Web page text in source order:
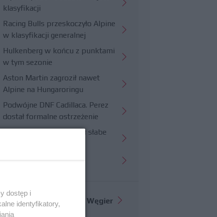
klasyfikacji
Racing Bulls przeskoczyło Alpine
w klasyfikacji generalnej
Hulkenberg w końcu z punktami
w tym sezonie
Aston Martin zagroził nawet
Alpine na Hungaroringu
Podwójne DNF Cadillaca. Perez
dostał formalne ostrzeżenie
Hungaroring potwierdził słabe
Więcej informacji o GP Węgier
dostęp i
identyfikatory,